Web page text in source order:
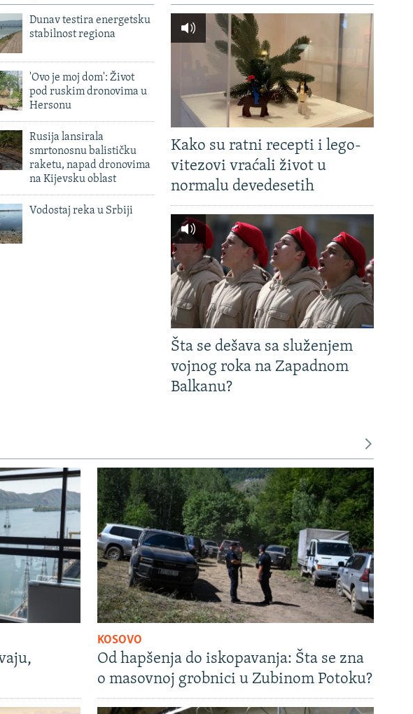
Dunav testira energetsku
stabilnost regiona
'Ovo je moj dom': Život
pod ruskim dronovima u
Hersonu
Rusija lansirala
smrtonosnu balističku
raketu, napad dronovima
na Kijevsku oblast
Vodostaj reka u Srbiji
Kako su ratni recepti i lego-
vitezovi vraćali život u
normalu devedesetih
Šta se dešava sa služenjem
vojnog roka na Zapadnom
Balkanu?
KOSOVO
Od hapšenja do iskopavanja: Šta se zna
o masovnoj grobnici u Zubinom Potoku?